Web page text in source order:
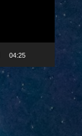
04:25